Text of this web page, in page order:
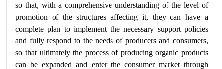
so that, with a comprehensive understanding of the level of
promotion of the structures affecting it, they can have a
complete plan to implement the necessary support policies
and fully respond to the needs of producers and consumers,
so that ultimately the process of producing organic products
can be expanded and enter the consumer market through